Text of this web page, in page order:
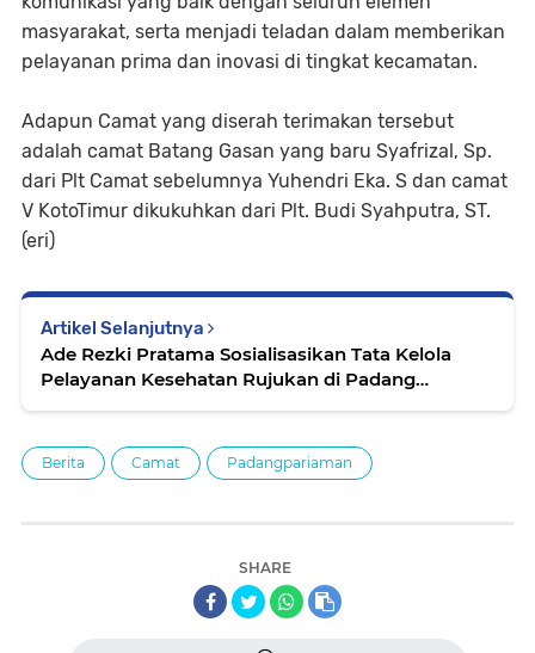
masyarakat, serta menjadi teladan dalam memberikan
pelayanan prima dan inovasi di tingkat kecamatan.
Adapun Camat yang diserah terimakan tersebut
adalah camat Batang Gasan yang baru Syafrizal, Sp.
dari Plt Camat sebelumnya Yuhendri Eka. S dan camat
V KotoTimur dikukuhkan dari Plt. Budi Syahputra, ST.
(eri)
Artikel Selanjutnya
Ade Rezki Pratama Sosialisasikan Tata Kelola
Pelayanan Kesehatan Rujukan di Padang
Berita Camat Padangpariaman
SHARE